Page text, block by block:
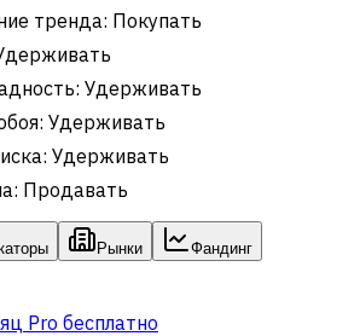
тренда: Покупать
: Удерживать
: Удерживать
: Удерживать
: Продавать
Рынки Фандинг
Pro бесплатно